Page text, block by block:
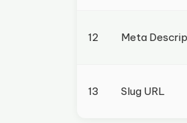
12 Meta
13 Slug URL